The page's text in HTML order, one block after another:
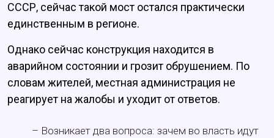
СССР, сейчас такой мост остался практически
единственным в регионе.
Однако сейчас конструкция находится в
аварийном состоянии и грозит обрушением. По
словам жителей, местная администрация не
реагирует на жалобы и уходит от ответов.
– Возникает два вопроса: зачем во власть идут